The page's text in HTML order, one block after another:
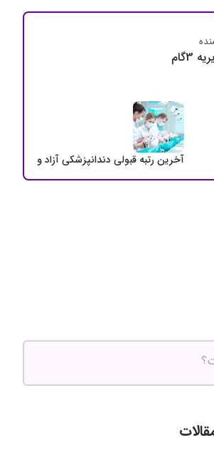
3گام
آخرین رتبه قبولی دندانپزشکی آزاد و دولتی +